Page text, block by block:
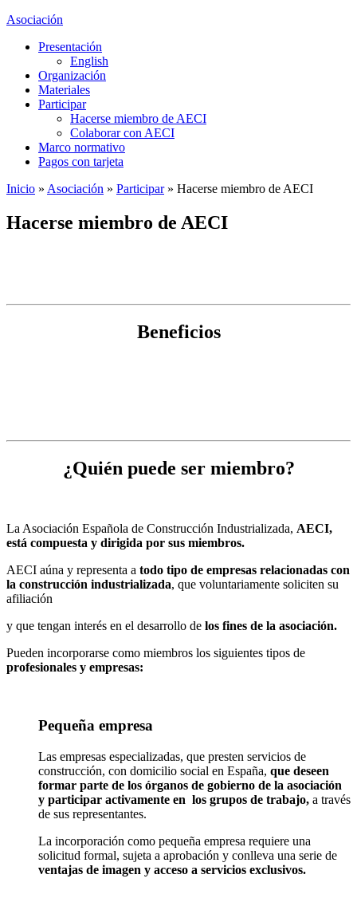
Asociación
Presentación
English
Organización
Materiales
Participar
Hacerse miembro de AECI
Colaborar con AECI
Marco normativo
Pagos con tarjeta
Inicio » Asociación » Participar » Hacerse miembro de AECI
Hacerse miembro de AECI
Beneficios
¿Quién puede ser miembro?
La Asociación Española de Construcción Industrializada, AECI,
está compuesta y dirigida por sus miembros.
AECI aúna y representa a todo tipo de empresas relacionadas con
la construcción industrializada, que voluntariamente soliciten su
afiliación
y que tengan interés en el desarrollo de los fines de la asociación.
Pueden incorporarse como miembros los siguientes tipos de
profesionales y empresas:
Pequeña empresa
Las empresas especializadas, que presten servicios de
construcción, con domicilio social en España, que deseen
formar parte de los órganos de gobierno de la asociación
y participar activamente en los grupos de trabajo, a través
de sus representantes.
La incorporación como pequeña empresa requiere una
solicitud formal, sujeta a aprobación y conlleva una serie de
ventajas de imagen y acceso a servicios exclusivos.